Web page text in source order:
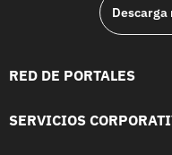
Descarga
RED DE PORTALES
SERVICIOS